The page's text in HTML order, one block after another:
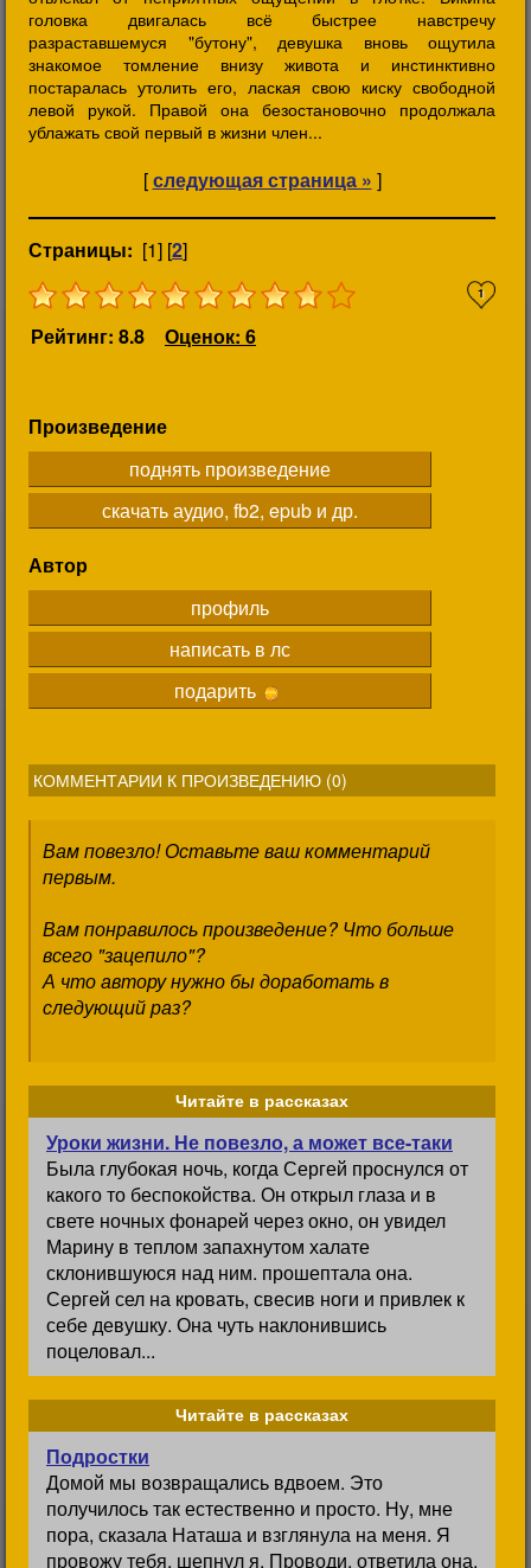
головка двигалась всё быстрее навстречу
разраставшемуся "бутону", девушка вновь ощутила
знакомое томление внизу живота и инстинктивно
постаралась утолить его, лаская свою киску свободной
левой рукой. Правой она безостановочно продолжала
ублажать свой первый в жизни член...
[следующая страница » ]
Страницы: [1] [2]
1
Рейтинг: 8.8 Оценок: 6
Произведение
поднять произведение
скачать аудио, fb2, epub и др.
Автор
профиль
написать в лс
подарить
КОММЕНТАРИИ К ПРОИЗВЕДЕНИЮ (0)
Вам повезло! Оставьте ваш комментарий
первым.
Вам понравилось произведение? Что больше
всего "зацепило"?
А что автору нужно бы доработать в
следующий раз?
Читайте в рассказах
Уроки жизни. Не повезло, а может все-таки
Была глубокая ночь, когда Сергей проснулся от
какого то беспокойства. Он открыл глаза и в
свете ночных фонарей через окно, он увидел
Марину в теплом запахнутом халате
склонившуюся над ним. прошептала она.
Сергей сел на кровать, свесив ноги и привлек к
себе девушку. Она чуть наклонившись
поцеловал...
Читайте в рассказах
Подростки
Домой мы возвращались вдвоем. Это
получилось так естественно и просто. Ну, мне
пора, сказала Наташа и взглянула на меня. Я
провожу тебя, шепнул я. Проводи, ответила она.